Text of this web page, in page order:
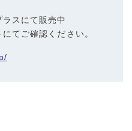
スにて販売中
てご確認ください。